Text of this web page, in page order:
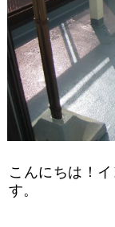
こんにちは！
す。